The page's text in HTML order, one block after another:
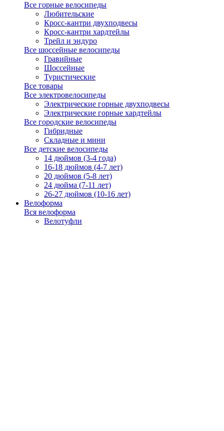
Все горные велосипеды
Любительские
Кросс-кантри двухподвесы
Кросс-кантри хардтейлы
Трейл и эндуро
Все шоссейные велосипеды
Гравийные
Шоссейные
Туристические
Все товары
Все электровелосипеды
Электрические горные двухподвесы
Электрические горные хардтейлы
Все городские велосипеды
Гибридные
Складные и мини
Все детские велосипеды
14 дюймов (3-4 года)
16-18 дюймов (4-7 лет)
20 дюймов (5-8 лет)
24 дюйма (7-11 лет)
26-27 дюймов (10-16 лет)
Велоформа
Вся велоформа
Велотуфли